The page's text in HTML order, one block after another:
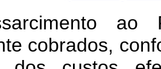
ao
cobrados,